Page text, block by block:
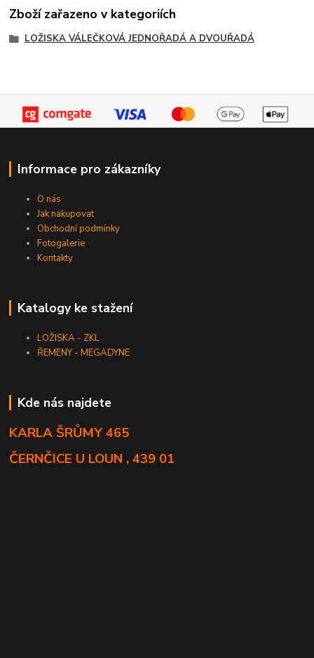
Zboží zařazeno v kategoriích
LOŽISKA VÁLEČKOVÁ JEDNOŘADÁ A DVOUŘADÁ
Informace pro zákazníky
O nás
Jak nakupovat
Obchodní podmínky
Fotogalerie
Kontakty
Katalogy ke stažení
LOŽISKA - ZKL
ŘEMENY - MEGADYNE
Kde nás najdete
KARLA ŠRŮMY 465
ČERNČICE U LOUN , 439 01